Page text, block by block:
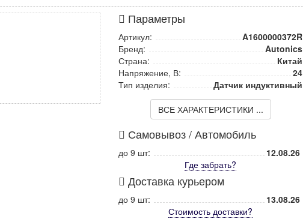
Параметры
Артикул:
A1600000372R
Бренд:
Autonics
Страна:
Китай
Напряжение, В:
24
Тип изделия:
Датчик индуктивный
ВСЕ ХАРАКТЕРИСТИКИ ...
Самовывоз / Автомобиль
до 9 шт:
12.08.26
Где забрать?
Доставка курьером
до 9 шт:
13.08.26
Стоимость доставки?